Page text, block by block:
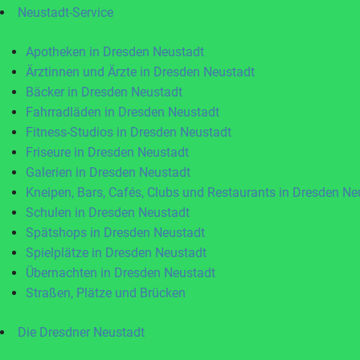
Neustadt-Service
Apotheken in Dresden Neustadt
Ärztinnen und Ärzte in Dresden Neustadt
Bäcker in Dresden Neustadt
Fahrradläden in Dresden Neustadt
Fitness-Studios in Dresden Neustadt
Friseure in Dresden Neustadt
Galerien in Dresden Neustadt
Kneipen, Bars, Cafés, Clubs und Restaurants in Dresden
Schulen in Dresden Neustadt
Spätshops in Dresden Neustadt
Spielplätze in Dresden Neustadt
Übernachten in Dresden Neustadt
Straßen, Plätze und Brücken
Die Dresdner Neustadt